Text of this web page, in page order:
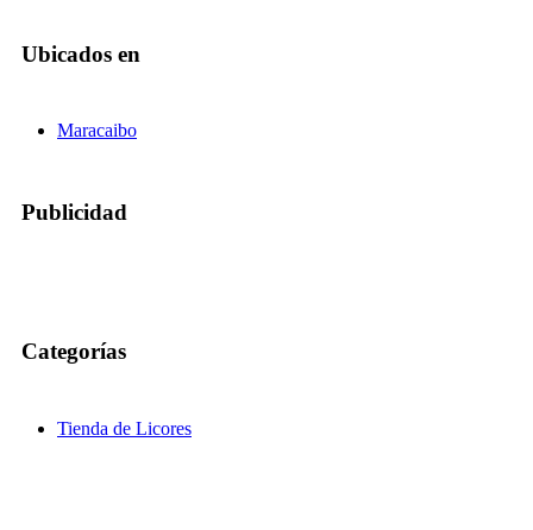
Ubicados en
Maracaibo
Publicidad
Categorías
Tienda de Licores